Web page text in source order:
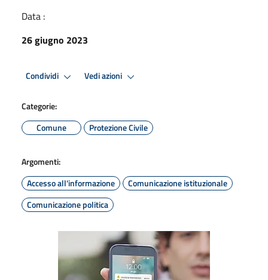
Data :
26 giugno 2023
Condividi Vedi azioni
Categorie:
Comune
Protezione Civile
Argomenti:
Accesso all'informazione
Comunicazione istituzionale
Comunicazione politica